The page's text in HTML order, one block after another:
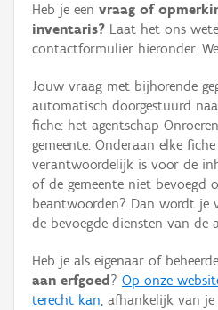
Erfgoedobject
Aanduidingsobject
Waarneming
Thema
Gebeurtenis
Persoon of collectief
Hergebruik
Heb je een vraag of
inventaris? Laat het ons
contactformulier hieronder.
Jouw vraag met bijhorende
automatisch doorgestuurd
fiche: het agentschap
gemeente. Onderaan elke
verantwoordelijk is voor de
of de gemeente niet bevoegd
beantwoorden? Dan wordt je
de bevoegde diensten van de
Heb je als eigenaar of
aan erfgoed ? Op onze
terecht kan, afhankelijk van